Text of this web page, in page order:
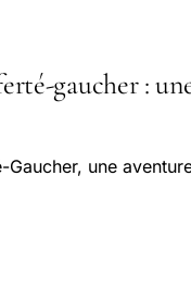
gaucher :
une